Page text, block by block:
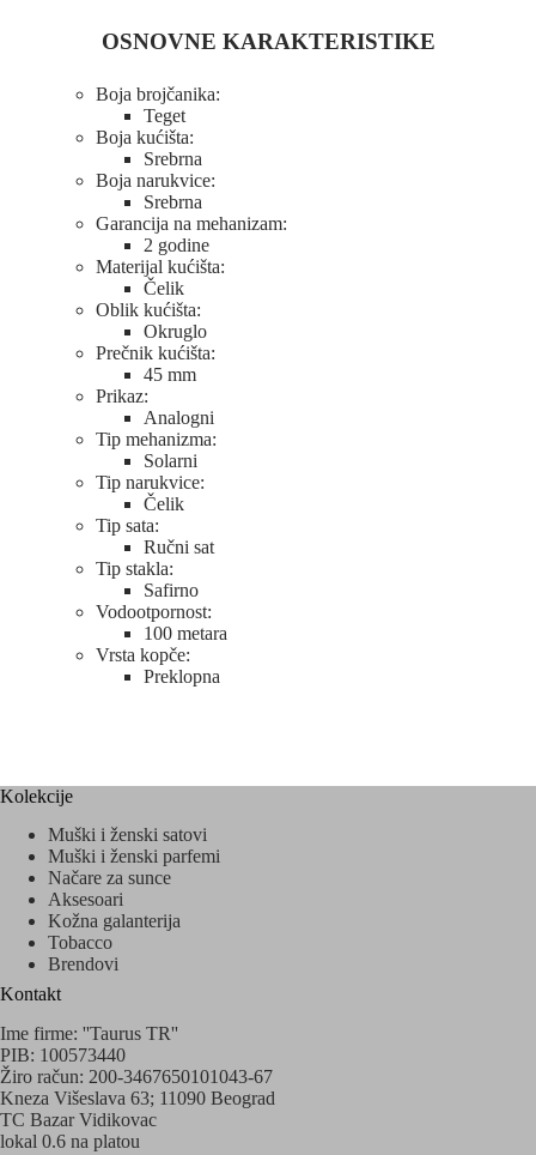
OSNOVNE KARAKTERISTIKE
Boja brojčanika:
Teget
Boja kućišta:
Srebrna
Boja narukvice:
Srebrna
Garancija na mehanizam:
2 godine
Materijal kućišta:
Čelik
Oblik kućišta:
Okruglo
Prečnik kućišta:
45 mm
Prikaz:
Analogni
Tip mehanizma:
Solarni
Tip narukvice:
Čelik
Tip sata:
Ručni sat
Tip stakla:
Safirno
Vodootpornost:
100 metara
Vrsta kopče:
Preklopna
Kolekcije
Muški i ženski satovi
Muški i ženski parfemi
Načare za sunce
Aksesoari
Kožna galanterija
Tobacco
Brendovi
Kontakt
Ime firme: ''Taurus TR''
PIB: 100573440
Žiro račun: 200-3467650101043-67
Kneza Višeslava 63; 11090 Beograd
TC Bazar Vidikovac
lokal 0.6 na platou